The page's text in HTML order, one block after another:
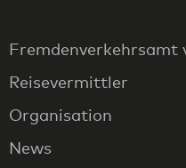
Fremdenverkehrsamt
Reisevermittler
Organisation
News